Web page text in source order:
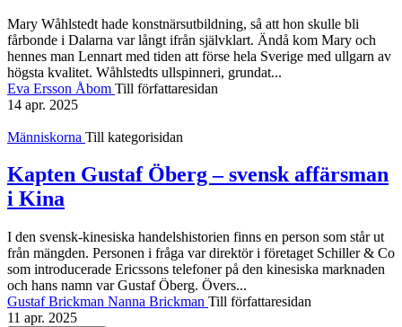
Mary Wåhlstedt hade konstnärs­utbildning, så att hon skulle bli
fårbonde i Dalarna var långt ifrån själv­klart. Ändå kom Mary och
hennes man Lennart med tiden att förse hela Sverige med ullgarn av
högsta kvalitet. Wåhlstedts ullspinneri, grundat...
Eva Ersson Åbom Till författaresidan
14 apr. 2025
Människorna Till kategorisidan
Kapten Gustaf Öberg – svensk affärsman
i Kina
I den svensk-kinesiska handels­historien finns en person som står ut
från mängden. Personen i fråga var direktör i företaget Schiller & Co
som introducerade Ericssons telefoner på den kinesiska marknaden
och hans namn var Gustaf Öberg. Övers...
Gustaf Brickman Nanna Brickman Till författaresidan
11 apr. 2025